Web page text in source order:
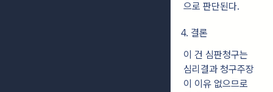
으로 판단된다.
4. 결론
이 건 심판청구는
심리결과 청구주장
이 이유 없으므로